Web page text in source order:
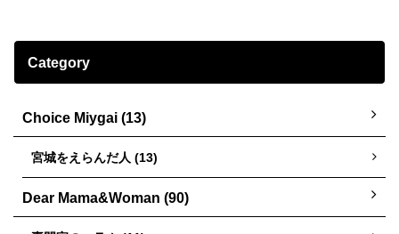
Category
Choice Miygai (13)
宮城をえらんだ人 (13)
Dear Mama&Woman (90)